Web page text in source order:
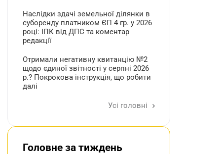
Наслідки здачі земельної ділянки в
суборенду платником ЄП 4 гр. у 2026
році: ІПК від ДПС та коментар
редакції
Отримали негативну квитанцію №2
щодо єдиної звітності у серпні 2026
р.? Покрокова інструкція, що робити
далі
Усі головні
Головне за тиждень